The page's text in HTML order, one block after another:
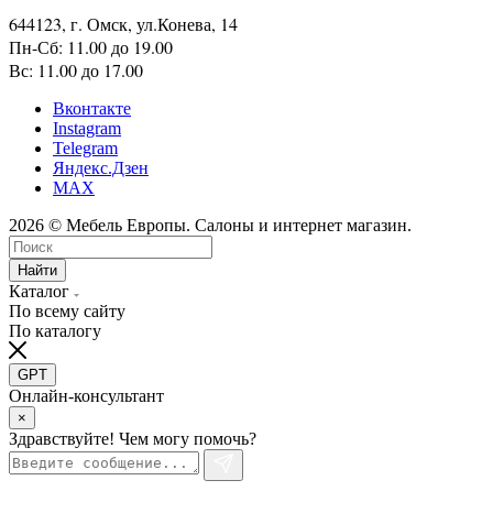
644123, г. Омск, ул.Конева, 14
Пн-Сб: 11.00 до 19.00
Вс: 11.00 до 17.00
Вконтакте
Instagram
Telegram
Яндекс.Дзен
MAX
2026 © Мебель Европы. Салоны и интернет магазин.
Найти
Каталог
По всему сайту
По каталогу
GPT
Онлайн-консультант
×
Здравствуйте! Чем могу помочь?